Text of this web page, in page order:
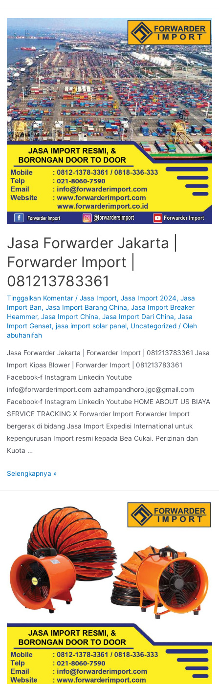
Jasa Forwarder Jakarta |
Forwarder Import |
081213783361
Tinggalkan Komentar / Jasa Import, Jasa Import 2024, Jasa
Import Ban, Jasa Import Barang China, Jasa Import Breaker
Heammer, Jasa Import China, Jasa Import Dari China, Jasa
Import Genset, jasa import solar panel, Uncategorized/ Oleh
abuhanifah
Jasa Forwarder Jakarta | Forwarder Import | 081213783361 Jasa
Import Kipas Blower | Forwarder Import | 081213783361
Facebook-f Instagram Linkedin Youtube
info@forwarderimport.com azhampandhoro.jgc@gmail.com
Facebook-f Instagram Linkedin Youtube HOME ABOUT US BIAYA
SERVICE TRACKING X Forwarder Import Forwarder Import
bergerak di bidang Jasa Import Expedisi International untuk
kepengurusan Import resmi kepada Bea Cukai. Perizinan dan
Kuota …
Selengkapnya »